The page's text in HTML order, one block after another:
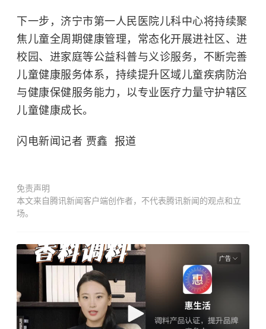
下一步，济宁市第一人民医院儿科中心将持续聚
焦儿童全周期健康管理，常态化开展进社区、进
校园、进家庭等公益科普与义诊服务，不断完善
儿童健康服务体系，持续提升区域儿童疾病防治
与健康保健服务能力，以专业医疗力量守护辖区
儿童健康成长。
闪电新闻记者 贾鑫 报道
免责声明
本文来自腾讯新闻客户端创作者，不代表腾讯新闻的观点和立
场。
广告